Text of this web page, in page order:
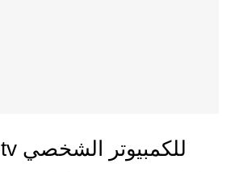
ميزات إصدار 누누티비 - 실시간 TV, noonoo tv للكمبيوتر الشخصي